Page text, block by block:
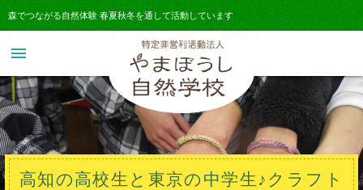
森でつながる自然体験 春夏秋冬を通して活動しています
menu
高知の高校生と東京の中学生♪クラフト